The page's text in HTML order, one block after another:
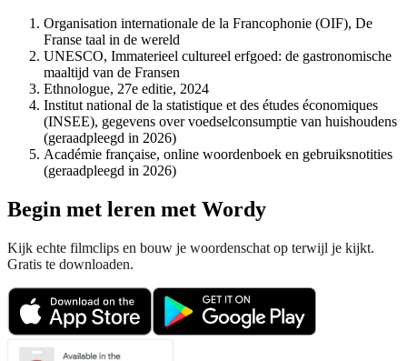
Organisation internationale de la Francophonie (OIF), De
Franse taal in de wereld
UNESCO, Immaterieel cultureel erfgoed: de gastronomische
maaltijd van de Fransen
Ethnologue, 27e editie, 2024
Institut national de la statistique et des études économiques
(INSEE), gegevens over voedselconsumptie van huishoudens
(geraadpleegd in 2026)
Académie française, online woordenboek en gebruiksnotities
(geraadpleegd in 2026)
Begin met leren met Wordy
Kijk echte filmclips en bouw je woordenschat op terwijl je kijkt.
Gratis te downloaden.